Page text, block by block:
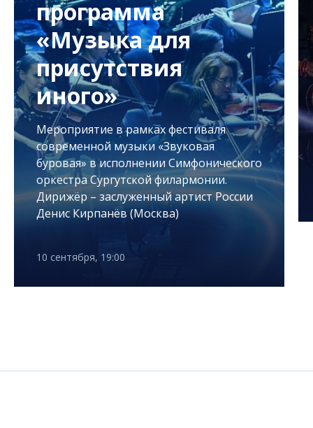
для
фестиваля
«Звуковая
Симфонического
филармонии.
артист России
(Москва)
Мероприятие в
современной
буровая»
12 сентября, 18:00